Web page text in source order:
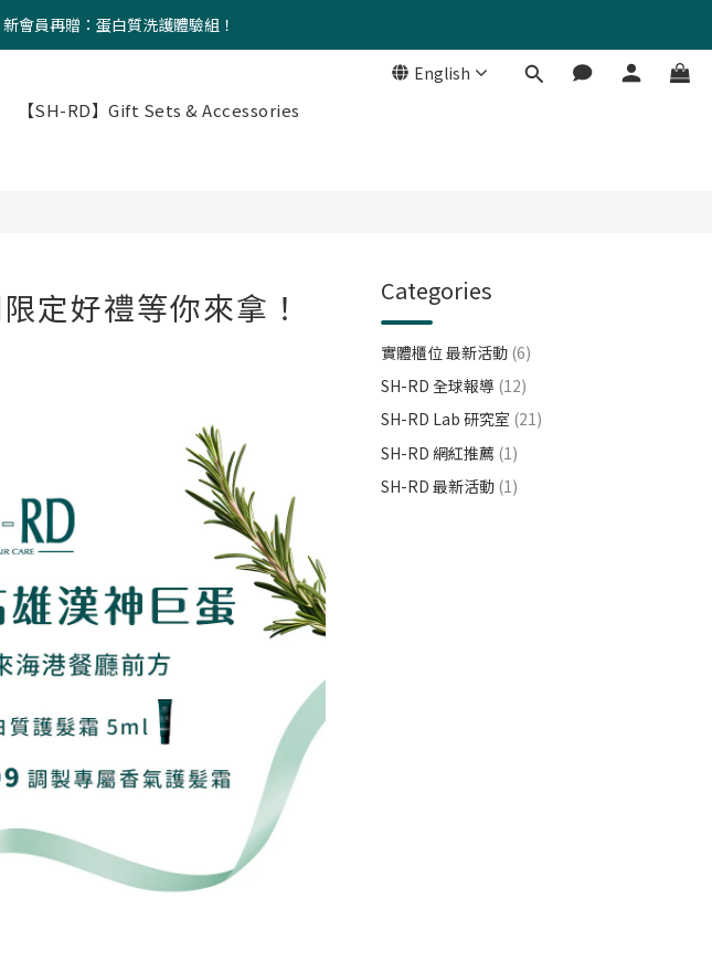
會員再贈：蛋白質洗護體驗組！
English
【SH-RD】Gift Sets & Accessories
定好禮等你來拿！ Categories
實體櫃位 最新活動 (6)
SH-RD 全球報導 (12)
SH-RD Lab 研究室 (21)
SH-RD 網紅推薦 (1)
SH-RD 最新活動 (1)